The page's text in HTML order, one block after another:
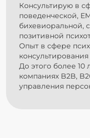
Консультирую в
поведенческой,
бихевиоральной,
позитивной
Опыт в сфере
До этого более 10
компаниях B2B,
управления